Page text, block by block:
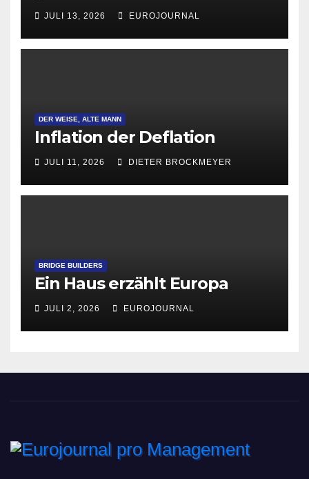
Attraktivität für Startup-
Gründungen
JULI 13, 2026 EUROJOURNAL
DER WEISE, ALTE MANN
Inflation der Deflation
JULI 11, 2026 DIETER BROCKMEYER
BRIDGE BUILDERS
Ein Haus erzählt Europa
JULI 2, 2026 EUROJOURNAL